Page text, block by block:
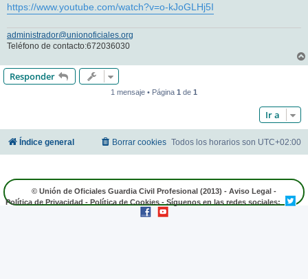
https://www.youtube.com/watch?v=o-kJoGLHj5I
administrador@unionoficiales.org
Teléfono de contacto:672036030
Responder
1 mensaje • Página 1 de 1
Ir a
Índice general Todos los horarios son UTC+02:00
Borrar cookies
© Unión de Oficiales Guardia Civil Profesional (2013) - Aviso Legal -
Política de Privacidad - Política de Cookies - Síguenos en las redes sociales: